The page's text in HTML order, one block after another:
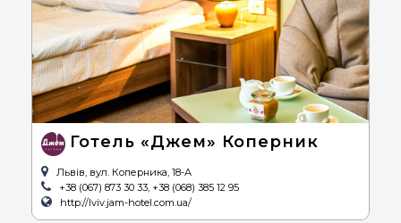
Готель «Джем» Коперник
Львів, вул. Коперника, 18-А
+38 (067) 873 30 33, +38 (068) 385 12 95
http://lviv.jam-hotel.com.ua/